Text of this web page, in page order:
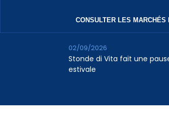
CONSULTER LES MARCHÉS
Stonde di Vita fait une
estivale
02/09/2026